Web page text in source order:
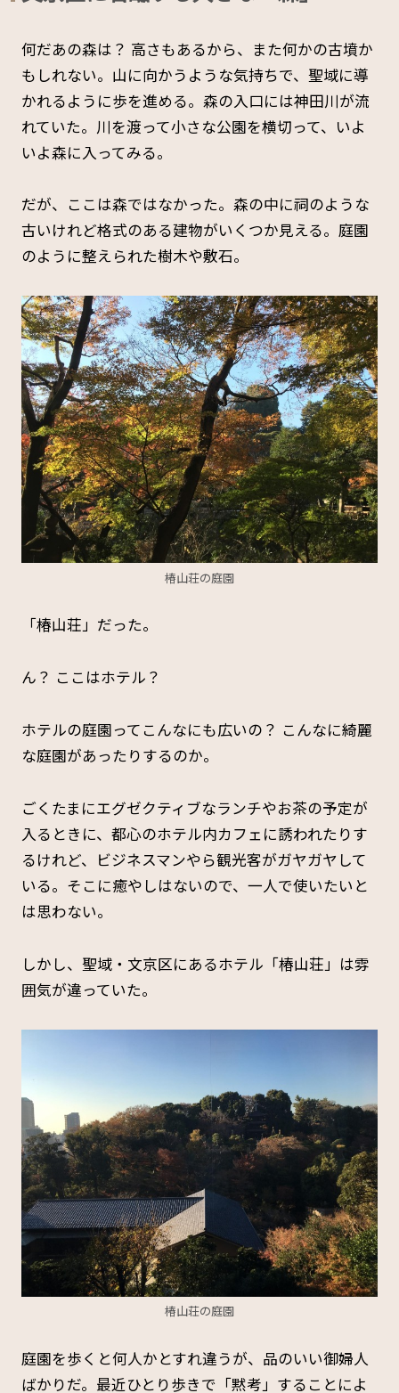
何だあの森は？ 高さもあるから、また何かの古墳か
もしれない。山に向かうような気持ちで、聖域に導
かれるように歩を進める。森の入口には神田川が流
れていた。川を渡って小さな公園を横切って、いよ
いよ森に入ってみる。
だが、ここは森ではなかった。森の中に祠のような
古いけれど格式のある建物がいくつか見える。庭園
のように整えられた樹木や敷石。
椿山荘の庭園
「椿山荘」だった。
ん？ ここはホテル？
ホテルの庭園ってこんなにも広いの？ こんなに綺麗
な庭園があったりするのか。
ごくたまにエグゼクティブなランチやお茶の予定が
入るときに、都心のホテル内カフェに誘われたりす
るけれど、ビジネスマンやら観光客がガヤガヤして
いる。そこに癒やしはないので、一人で使いたいと
は思わない。
しかし、聖域・文京区にあるホテル「椿山荘」は雰
囲気が違っていた。
椿山荘の庭園
庭園を歩くと何人かとすれ違うが、品のいい御婦人
ばかりだ。最近ひとり歩きで「黙考」することによ